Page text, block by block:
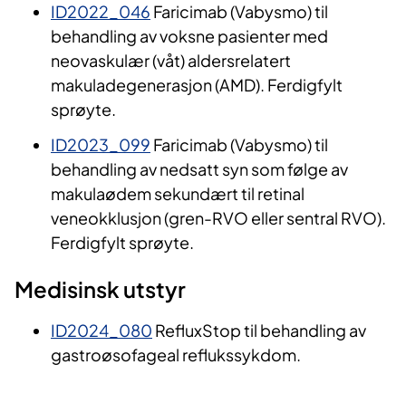
ID2022_046 Faricimab (Vabysmo) til
behandling av voksne pasienter med
neovaskulær (våt) aldersrelatert
makuladegenerasjon (AMD). Ferdigfylt
sprøyte.
ID2023_099 Faricimab (Vabysmo) til
behandling av nedsatt syn som følge av
makulaødem sekundært til retinal
veneokklusjon (gren-RVO eller sentral RVO).
Ferdigfylt sprøyte.
Medisinsk utstyr
ID2024_080 RefluxStop til behandling av
gastroøsofageal reflukssykdom.